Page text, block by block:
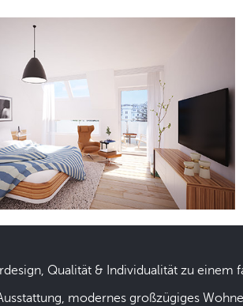
Qualität & Individualität zu einem
modernes großzügiges